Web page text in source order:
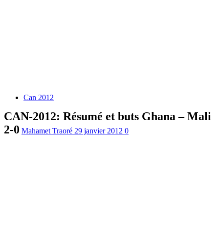
Can 2012
CAN-2012: Résumé et buts Ghana – Mali
2-0 Mahamet Traoré 29 janvier 2012 0